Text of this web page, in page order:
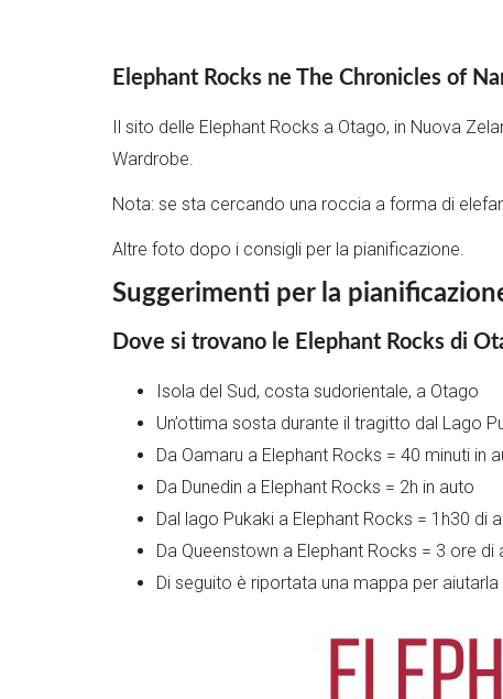
Elephant Rocks ne The Chronicles of
Il sito delle Elephant Rocks a Otago, in Nuova
Wardrobe.
Nota: se sta cercando una roccia a forma di
Altre foto dopo i consigli per la pianificazione.
Suggerimenti per la
Dove si trovano le Elephant Rocks di
Isola del Sud, costa sudorientale, a Otago
Un’ottima sosta durante il tragitto dal Lago
Da Oamaru a Elephant Rocks = 40 minuti in
Da Dunedin a Elephant Rocks = 2h in auto
Dal lago Pukaki a Elephant Rocks = 1h30 di
Da Queenstown a Elephant Rocks = 3 ore di
Di seguito è riportata una mappa per